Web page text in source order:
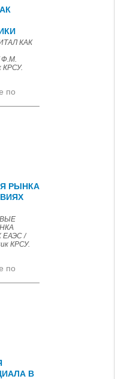
КАК
КРСУ.
по
РЫНКА
/
КРСУ.
по
В